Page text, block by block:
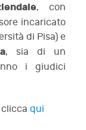
, con
incaricato
di Pisa) e
, sia di un
i giudici
clicca qui